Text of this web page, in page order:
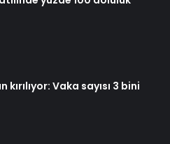
kırılıyor: Vaka sayısı 3 bini